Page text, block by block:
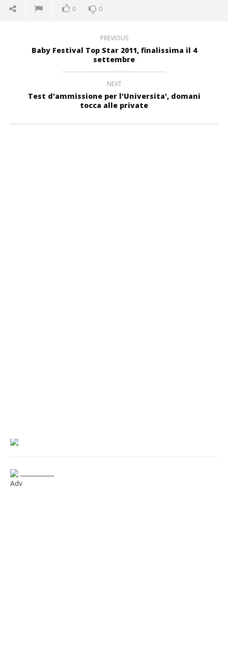
0 0
PREVIOUS
Baby Festival Top Star 2011, finalissima il 4
settembre
NEXT
Test d'ammissione per l'Universita', domani
tocca alle private
Adv